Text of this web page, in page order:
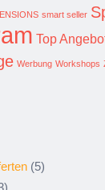
smart seller
Top
Werbung Workshops
(5)